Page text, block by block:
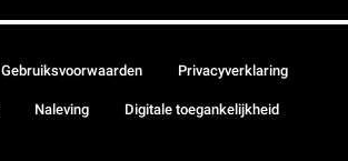
Gebruiksvoorwaarden Privacyverklaring
Naleving Digitale toegankelijkheid